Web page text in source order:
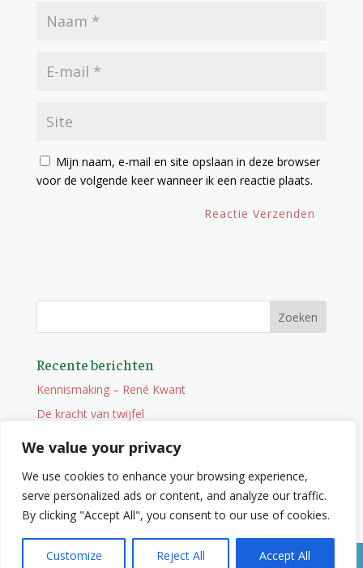
We value your privacy
We use cookies to enhance your browsing experience,
serve personalized ads or content, and analyze our traffic.
By clicking "Accept All", you consent to our use of cookies.
Customize Reject All Accept All
Mijn naam, e-mail en site opslaan in deze browser
voor de volgende keer wanneer ik een reactie plaats.
Recente berichten
Kennismaking – René Kwant
De kracht van twijfel
Onderweg
Wat je niet zocht maar wel vindt